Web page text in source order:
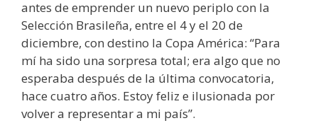
antes de emprender un nuevo periplo con la
Selección Brasileña, entre el 4 y el 20 de
diciembre, con destino la Copa América: “Para
mí ha sido una sorpresa total; era algo que no
esperaba después de la última convocatoria,
hace cuatro años. Estoy feliz e ilusionada por
volver a representar a mi país”.